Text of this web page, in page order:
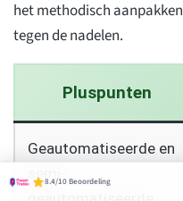
het methodisch
tegen de nadelen.
Pluspunten
Geautomatiseerde en
semi-
8.4/10 Beoordeling